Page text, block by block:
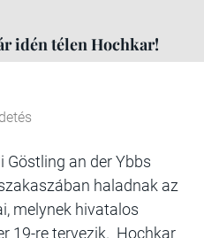
idén télen Hochkar!
an der Ybbs
haladnak az
melynek hivatalos
19-re tervezik. Hochkar